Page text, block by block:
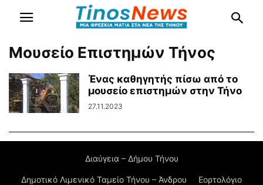
Μουσείο Επιστημών Τήνος
Ένας καθηγητής πίσω από το
μουσείο επιστημών στην Τήνο
27.11.2023
Διαύγεια – Δήμου Τήνου
Δημοτικό Λιμενικό Ταμείο Τήνου – Άνδρου Εορτολόγιο